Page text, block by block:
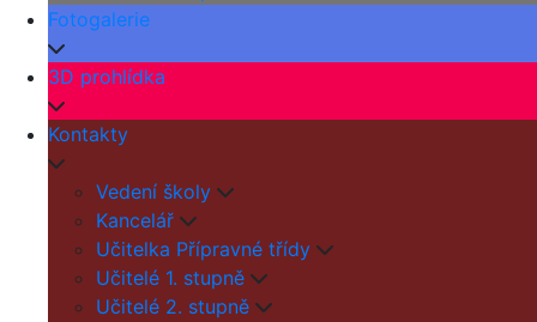
Fotogalerie
3D prohlídka
Kontakty
Vedení školy
Kancelář
Učitelka Přípravné třídy
Učitelé 1. stupně
Učitelé 2. stupně